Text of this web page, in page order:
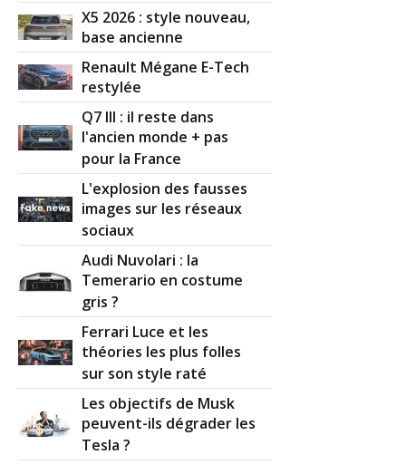
X5 2026 : style nouveau,
base ancienne
Renault Mégane E-Tech
restylée
Q7 III : il reste dans
l'ancien monde + pas
pour la France
L'explosion des fausses
images sur les réseaux
sociaux
Audi Nuvolari : la
Temerario en costume
gris ?
Ferrari Luce et les
théories les plus folles
sur son style raté
Les objectifs de Musk
peuvent-ils dégrader les
Tesla ?